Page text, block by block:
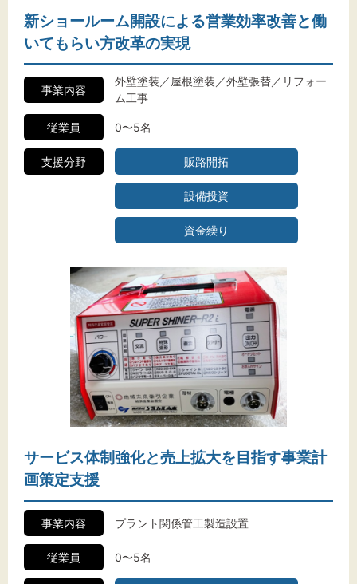
新ショールーム開設による営業効率改善と働
いてもらい方改革の実現
事業内容
外壁塗装／屋根塗装／外壁張替／リフォー
ム工事
従業員 0〜5名
支援分野 販路開拓
設備投資
資金繰り
サービス体制強化と売上拡大を目指す事業計
画策定支援
事業内容 プラント関係管工製造設置
従業員 0〜5名